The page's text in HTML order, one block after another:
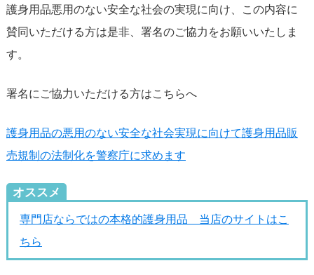
護身用品悪用のない安全な社会の実現に向け、この内容に
賛同いただける方は是非、署名のご協力をお願いいたしま
す。
署名にご協力いただける方はこちらへ
護身用品の悪用のない安全な社会実現に向けて護身用品販
売規制の法制化を警察庁に求めます
オススメ
専門店ならではの本格的護身用品 当店のサイトはこ
ちら